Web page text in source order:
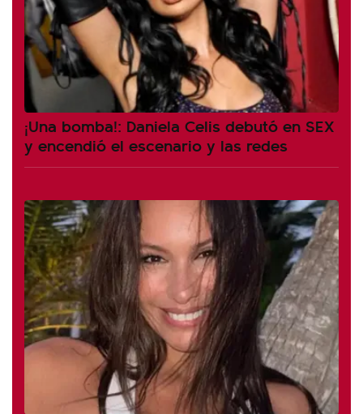
¡Una bomba!: Daniela Celis debutó en SEX
y encendió el escenario y las redes